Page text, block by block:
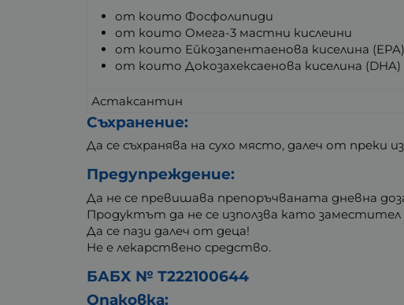
от които Фосфолипиди
от които Омега-3 мастни кислеини
от които Ейкозапентаенова киселина (EPA)
от които Докозахексаенова киселина (DHA)
Астаксантин
Съхранение:
Да се съхранява на сухо място, далеч от преки
Предупреждение:
Да не се превишава препоръчваната дневна
Продуктът да не се използва като заместител
Да се пази далеч от деца!
Не е лекарствено средство.
БАБХ № Т222100644
Опаковка: